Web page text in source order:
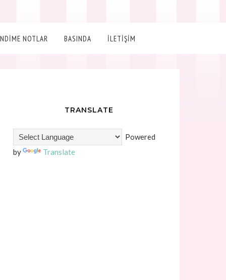
NOTLAR BASINDA İLETİŞİM
TRANSLATE
Powered
by
Translate